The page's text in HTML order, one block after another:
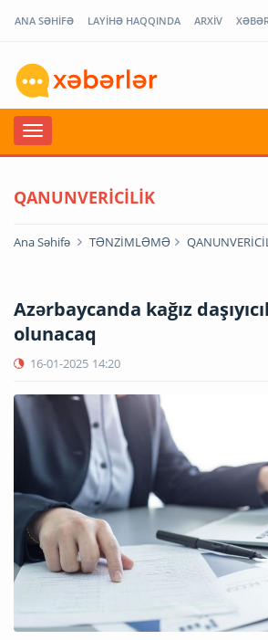
ANA SƏHİFƏ LAYİHƏ HAQQINDA ARXİV
QANUNVERİCİLİK
Ana Səhifə TƏNZİMLƏMƏ
Azərbaycanda kağız
olunacaq
16-01-2025 14:20